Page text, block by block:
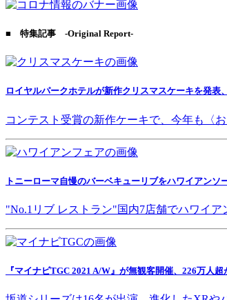
■ 特集記事 -Original Report-
ロイヤルパークホテルが新作クリスマスケーキを発表
コンテスト受賞の新作ケーキで、今年も〈
トニーローマ自慢のバーベキューリブをハワイアンソ
"No.1リブ レストラン"国内7店舗でハワイア
『マイナビTGC 2021 A/W』が無観客開催、226万人超